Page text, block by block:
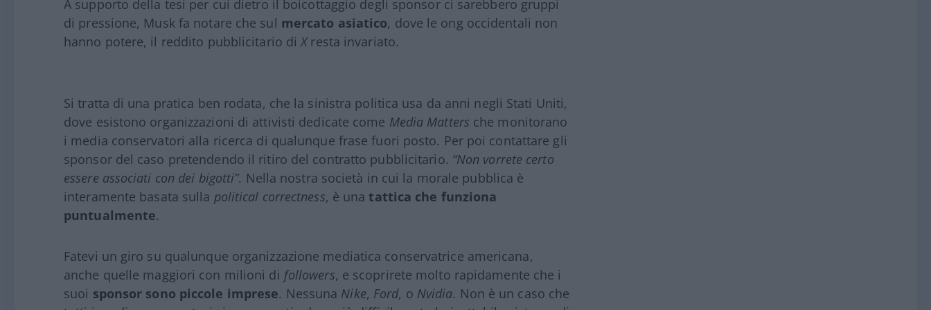
A supporto della tesi per cui dietro il boicottaggio degli sponsor ci sarebbero gruppi
di pressione, Musk fa notare che sul mercato asiatico, dove le ong occidentali non
hanno potere, il reddito pubblicitario diXresta invariato.
Si tratta di una pratica ben rodata, che la sinistra politica usa da anni negli Stati Uniti,
dove esistono organizzazioni di attivisti dedicate come Media Matters che monitorano
i media conservatori alla ricerca di qualunque frase fuori posto. Per poi contattare gli
sponsor del caso pretendendo il ritiro del contratto pubblicitario. “Non vorrete certo
essere associati con dei bigotti”. Nella nostra società in cui la morale pubblica è
interamente basata sulla political correctness, è unatattica che funziona
puntualmente.
Fatevi un giro su qualunque organizzazione mediatica conservatrice americana,
anche quelle maggiori con milioni di followers, e scoprirete molto rapidamente che i
suoi sponsor sono piccole imprese. Nessuna Nike, Ford, o Nvidia. Non è un caso che